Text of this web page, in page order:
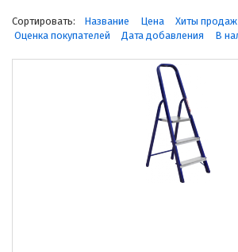
Сортировать: Название Цена
Хиты продаж
Оценка покупателей
Дата добавления В